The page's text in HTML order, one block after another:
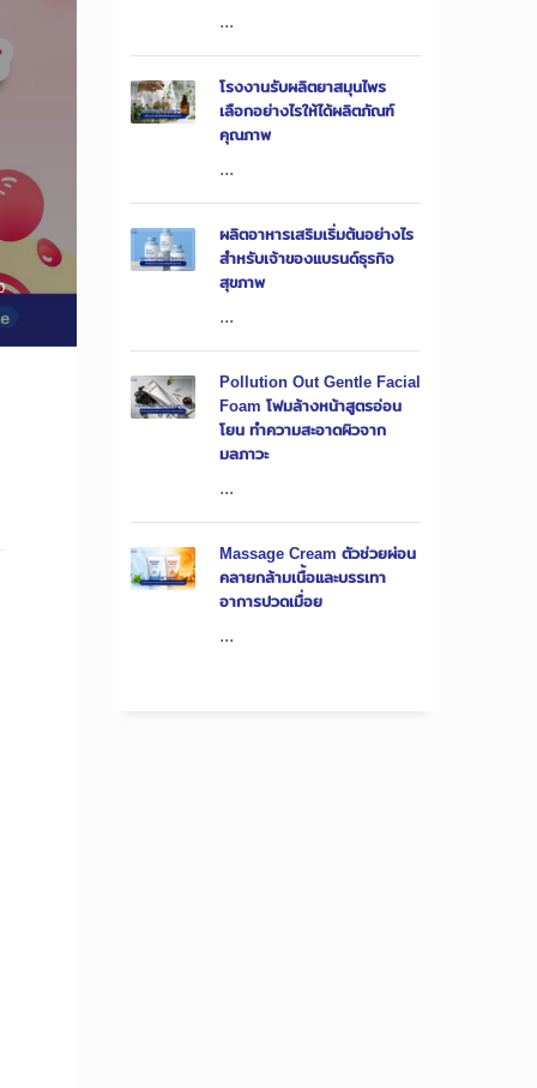
...
โรงงานรับผลิตยาสมุนไพร
เลือกอย่างไรให้ได้ผลิตภัณฑ์
คุณภาพ
...
ผลิตอาหารเสริมเริ่มต้นอย่างไร
สำหรับเจ้าของแบรนด์ธุรกิจ
สุขภาพ
...
Pollution Out Gentle Facial
Foam โฟมล้างหน้าสูตรอ่อน
โยน ทำความสะอาดผิวจาก
มลภาวะ
...
Massage Cream ตัวช่วยผ่อน
คลายกล้ามเนื้อและบรรเทา
อาการปวดเมื่อย
...